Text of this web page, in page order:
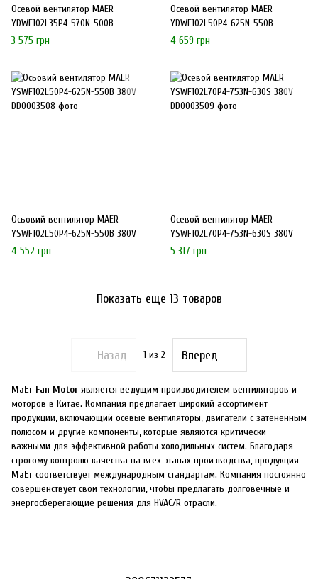
Осевой вентилятор MAER
YDWF102L35P4-570N-500B
3 575 грн
Осевой вентилятор MAER
YDWF102L50P4-625N-550B
4 659 грн
Осьовий вентилятор MAER
YSWF102L50P4-625N-550B 380V
4 552 грн
Осевой вентилятор MAER
YSWF102L70P4-753N-630S 380V
5 317 грн
Показать еще 13 товаров
Назад 1 из 2 Вперед
MaEr Fan Motor является ведущим производителем вентиляторов и
моторов в Китае. Компания предлагает широкий ассортимент
продукции, включающий осевые вентиляторы, двигатели с затененным
полюсом и другие компоненты, которые являются критически
важными для эффективной работы холодильных систем. Благодаря
строгому контролю качества на всех этапах производства, продукция
MaEr соответствует международным стандартам. Компания постоянно
совершенствует свои технологии, чтобы предлагать долговечные и
энергосберегающие решения для HVAC/R отрасли.